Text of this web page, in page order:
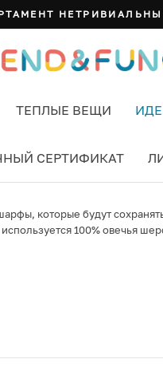
ТЕПЛЫЕ ВЕЩИ
СЕРТИФИКАТ
которые будут
100% овечья